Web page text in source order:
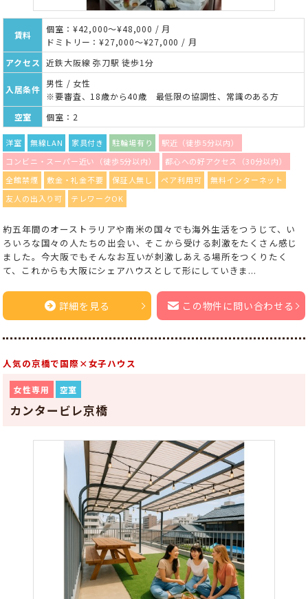
賃料
個室：¥42,000～¥48,000 / 月
ドミトリー：¥27,000～¥27,000 / 月
アクセス
近鉄大阪線 弥刀駅 徒歩1分
入居条件
男性 / 女性
※要審査、18歳から40歳 最低限の協調性、常識のある方
空室
個室：2
洋室 無線LAN 家具付き 駐輪場有り
駅近（徒歩5分以内）
コンビニ・スーパー近い（徒歩5分以内）
都心への好アクセス（30分以内）
全館禁煙
敷金・礼金不要 保証人無し ペア利用可
無料インターネット
友人の出入り可
テレワークOK
約五年間のオーストラリアや南米の国々でも海外生活をつうじて、い
ろいろな国々の人たちの出会い、そこから受ける刺激をたくさん感じ
ました。今大阪でもそんなお互いが刺激しあえる場所をつくりたく
て、これからも大阪にシェアハウスとして形にしていきま...
詳細を見る この物件に問い合わせる
人気の京橋で国際×女子ハウス
女性専用 空室
カンタービレ京橋